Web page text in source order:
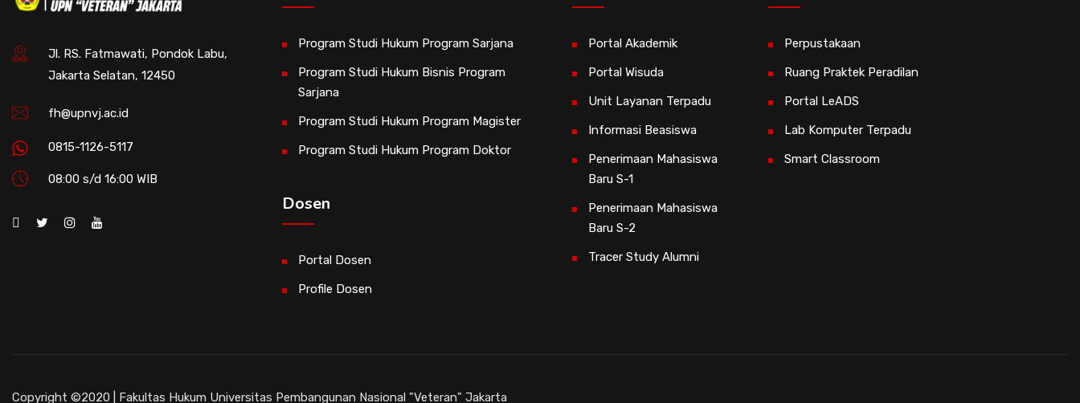
Jl. RS. Fatmawati, Pondok Labu,
Jakarta Selatan, 12450
fh@upnvj.ac.id
0815-1126-5117
08:00 s/d 16:00 WIB
Program Studi Hukum Program Sarjana
Program Studi Hukum Bisnis Program
Sarjana
Program Studi Hukum Program Magister
Program Studi Hukum Program Doktor
Dosen
Portal Dosen
Profile Dosen
Portal Akademik
Portal Wisuda
Unit Layanan Terpadu
Informasi Beasiswa
Penerimaan Mahasiswa
Baru S-1
Penerimaan Mahasiswa
Baru S-2
Tracer Study Alumni
Perpustakaan
Ruang Praktek Peradilan
Portal LeADS
Lab Komputer Terpadu
Smart Classroom
Copyright ©2020 | Fakultas Hukum Universitas Pembangunan Nasional "Veteran" Jakarta